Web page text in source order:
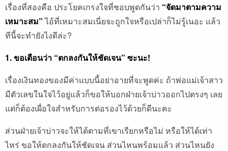
เรื่องที่สองคือ ประโยคเกรงใจที่ชอบพูดกันว่า “จัดมาตามความ
เหมาะสม”ไอ้ที่เหมาะสมเนี่ยจะถูกใจหรือเปล่าก็ไม่รู้เนอะ แล้ว
ทีนี้จะทำยังไงดีล่ะ?
1. ขอเตือนว่า “ตกลงกันให้ชัดเจน” ซะนะ!
เรื่องเงินทองของมีค่าแบบนี้อย่าอายที่จะพูดค่ะ ถ้าพ่อแม่เจ้าสาว
มีตัวเลขในใจไว้อยู่แล้วก็ขอให้บอกฝ่ายเจ้าบ่าวออกไปตรงๆ เลย
แต่ก็ต้องเผื่อใจสำหรับการต่อรองไว้ด้วยก็ดีนะคะ
ส่วนฝ่ายเจ้าบ่าวจะให้ได้ตามที่เขาเรียกหรือไม่ หรือให้ได้เท่า
ไหร่ ขอให้ตกลงกันให้ชัดเจน ส่วนไหนพร้อมแล้ว ส่วนไหนยัง